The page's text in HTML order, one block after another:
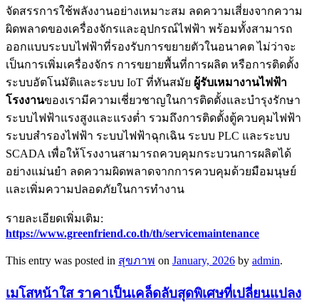
จัดสรรการใช้พลังงานอย่างเหมาะสม ลดความเสี่ยงจากความ
ผิดพลาดของเครื่องจักรและอุปกรณ์ไฟฟ้า พร้อมทั้งสามารถ
ออกแบบระบบไฟฟ้าที่รองรับการขยายตัวในอนาคต ไม่ว่าจะ
เป็นการเพิ่มเครื่องจักร การขยายพื้นที่การผลิต หรือการติดตั้ง
ระบบอัตโนมัติและระบบ IoT ที่ทันสมัย ผู้รับเหมางานไฟฟ้า
โรงงานของเรามีความเชี่ยวชาญในการติดตั้งและบำรุงรักษา
ระบบไฟฟ้าแรงสูงและแรงต่ำ รวมถึงการติดตั้งตู้ควบคุมไฟฟ้า
ระบบสำรองไฟฟ้า ระบบไฟฟ้าฉุกเฉิน ระบบ PLC และระบบ
SCADA เพื่อให้โรงงานสามารถควบคุมกระบวนการผลิตได้
อย่างแม่นยำ ลดความผิดพลาดจากการควบคุมด้วยมือมนุษย์
และเพิ่มความปลอดภัยในการทำงาน
รายละเอียดเพิ่มเติม:
https://www.greenfriend.co.th/th/servicemaintenance
This entry was posted in สุขภาพ on January, 2026 by admin.
เมโสหน้าใส ราคาเป็นเคล็ดลับสุดพิเศษที่เปลี่ยนแปลง